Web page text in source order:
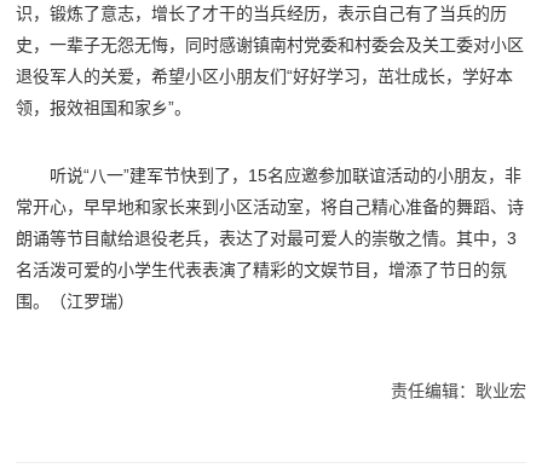
识，锻炼了意志，增长了才干的当兵经历，表示自己有了当兵的历
史，一辈子无怨无悔，同时感谢镇南村党委和村委会及关工委对小区
退役军人的关爱，希望小区小朋友们“好好学习，茁壮成长，学好本
领，报效祖国和家乡”。
听说“八一”建军节快到了，15名应邀参加联谊活动的小朋友，非
常开心，早早地和家长来到小区活动室，将自己精心准备的舞蹈、诗
朗诵等节目献给退役老兵，表达了对最可爱人的崇敬之情。其中，3
名活泼可爱的小学生代表表演了精彩的文娱节目，增添了节日的氛
围。（江罗瑞）
责任编辑：耿业宏